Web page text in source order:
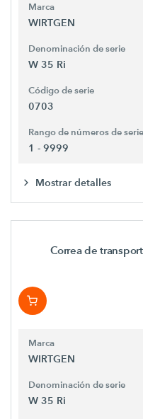
Marca
WIRTGEN
Denominación de serie
W 35 Ri
Código de serie
0703
Rango de números de serie
1 - 9999
Mostrar detalles
Correa de
Marca
WIRTGEN
Denominación de serie
W 35 Ri